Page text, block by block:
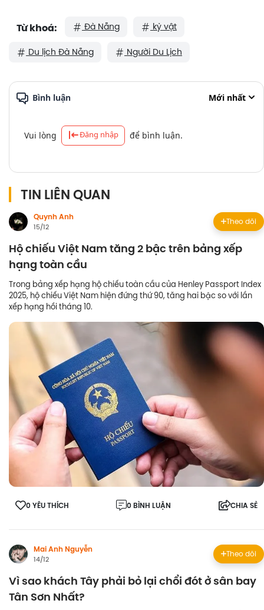
Từ khoá: Đà Nẵng kỷ vật
Du lịch Đà Nẵng Người Du Lịch
Bình luận Mới nhất
Vui lòng Đăng nhập để bình luận.
TIN LIÊN QUAN
Quynh Anh
15/12
Theo dõi
Hộ chiếu Việt Nam tăng 2 bậc trên bảng xếp
hạng toàn cầu
Trong bảng xếp hạng hộ chiếu toàn cầu của Henley Passport Index
2025, hộ chiếu Việt Nam hiện đứng thứ 90, tăng hai bậc so với lần
xếp hạng hồi tháng 10.
0 YÊU THÍCH 0 BÌNH LUẬN CHIA SẺ
Mai Anh Nguyễn
14/12
Theo dõi
Vì sao khách Tây phải bỏ lại chổi đót ở sân bay
Tân Sơn Nhất?